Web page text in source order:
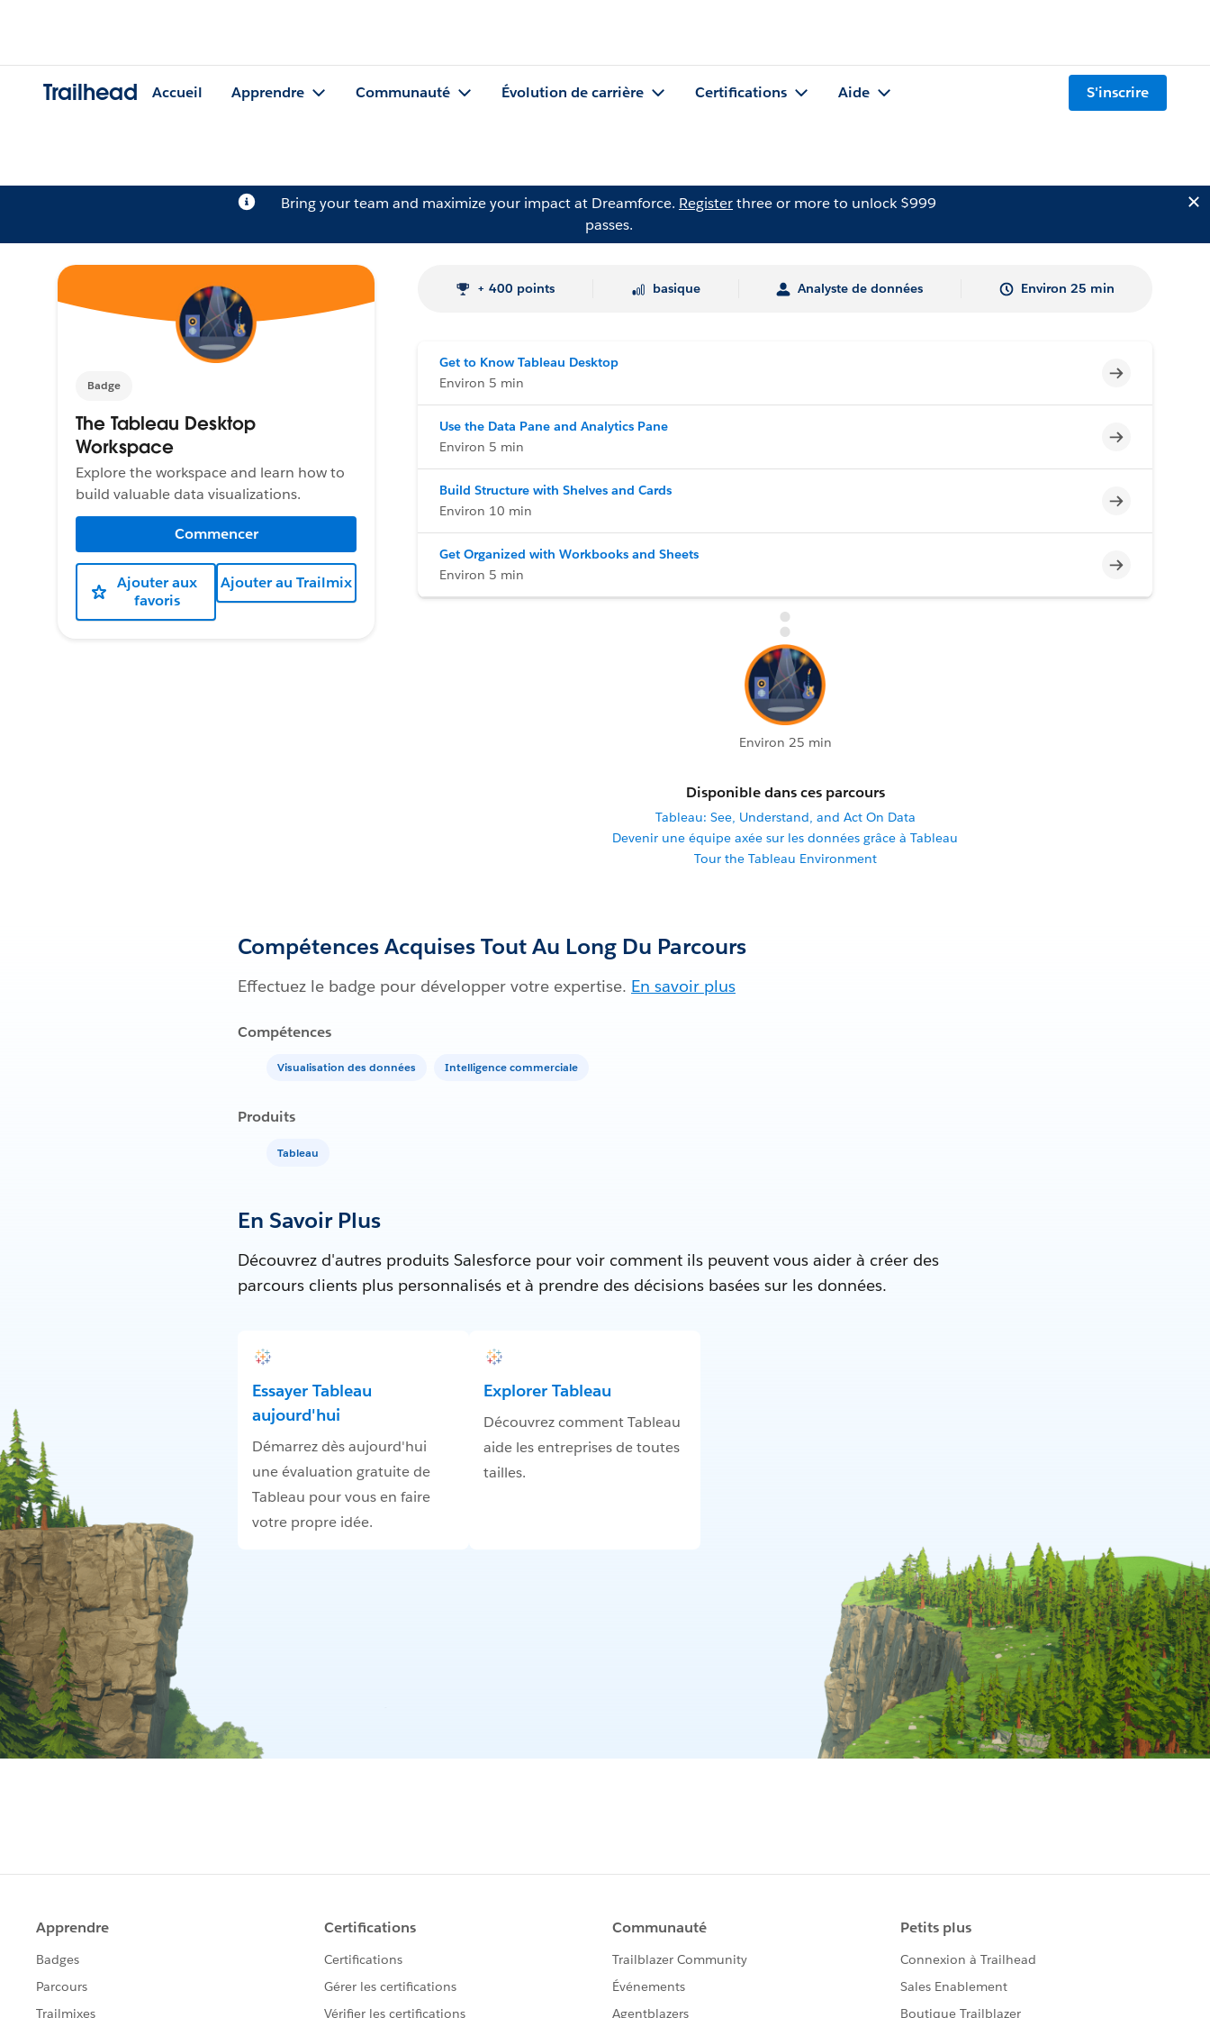
Trailhead Accueil Apprendre Communauté Évolution de carrière Certifications Aide S'inscrire
Bring your team and maximize your impact at Dreamforce. Registerthree or more to unlock $999
passes.
Badge
The Tableau Desktop
Workspace
Explore the workspace and learn how to
build valuable data visualizations.
Commencer
Ajouter aux
favoris
Ajouter au Trailmix
+ 400 points basique Analyste de données Environ 25 min
Get to Know Tableau Desktop
Environ 5 min
Incomplet
Use the Data Pane and Analytics Pane
Environ 5 min
Incomplet
Build Structure with Shelves and Cards
Environ 10 min
Incomplet
Get Organized with Workbooks and Sheets
Environ 5 min
Incomplet
Environ 25 min
Disponible dans ces parcours
Tableau: See, Understand, and Act On Data
Devenir une équipe axée sur les données grâce à Tableau
Tour the Tableau Environment
Compétences Acquises Tout Au Long Du Parcours
Effectuez le badge pour développer votre expertise. En savoir plus
Compétences
Visualisation des données Intelligence commerciale
Produits
Tableau
En Savoir Plus
Découvrez d'autres produits Salesforce pour voir comment ils peuvent vous aider à créer des
parcours clients plus personnalisés et à prendre des décisions basées sur les données.
Essayer Tableau
aujourd'hui
Démarrez dès aujourd'hui
une évaluation gratuite de
Tableau pour vous en faire
votre propre idée.
Explorer Tableau
Découvrez comment Tableau
aide les entreprises de toutes
tailles.